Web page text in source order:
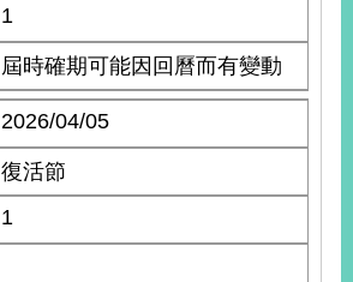
1
屆時確期可能因回曆而有變動
2026/04/05
復活節
1